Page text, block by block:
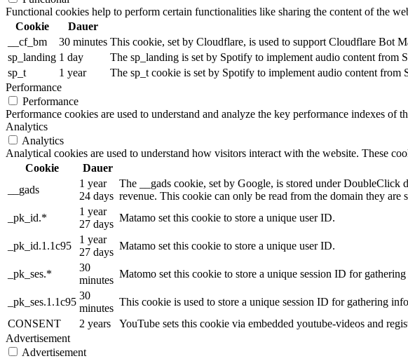
Functional cookies help to perform certain functionalities like sharing the content of the
Cookie
Dauer
__cf_bm
30 minutes This cookie, set by Cloudflare, is used to support Cloudflare Bot
sp_landing 1 day
The sp_landing is set by Spotify to implement audio content from
sp_t
1 year
The sp_t cookie is set by Spotify to implement audio content from
Performance
Performance
Performance cookies are used to understand and analyze the key performance indexes
Analytics
Analytics
Analytical cookies are used to understand how visitors interact with the website. These
Cookie
Dauer
__gads
1 year
24 days
The __gads cookie, set by Google, is stored under DoubleClick
revenue. This cookie can only be read from the domain they
_pk_id.*
1 year
27 days
Matamo set this cookie to store a unique user ID.
_pk_id.1.1c95
1 year
27 days
Matamo set this cookie to store a unique user ID.
_pk_ses.*
30
minutes
Matomo set this cookie to store a unique session ID for
_pk_ses.1.1c95
30
minutes
This cookie is used to store a unique session ID for gathering
CONSENT
2 years
YouTube sets this cookie via embedded youtube-videos and
Advertisement
Advertisement